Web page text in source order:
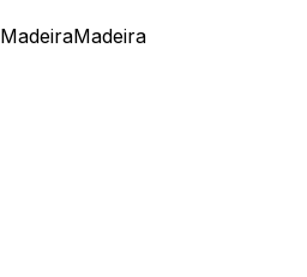
MadeiraMadeira